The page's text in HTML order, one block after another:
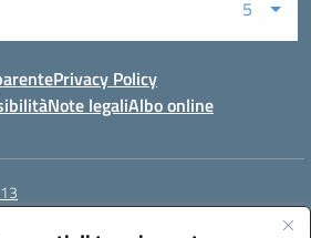
Privacy Policy
Note legaliAlbo online